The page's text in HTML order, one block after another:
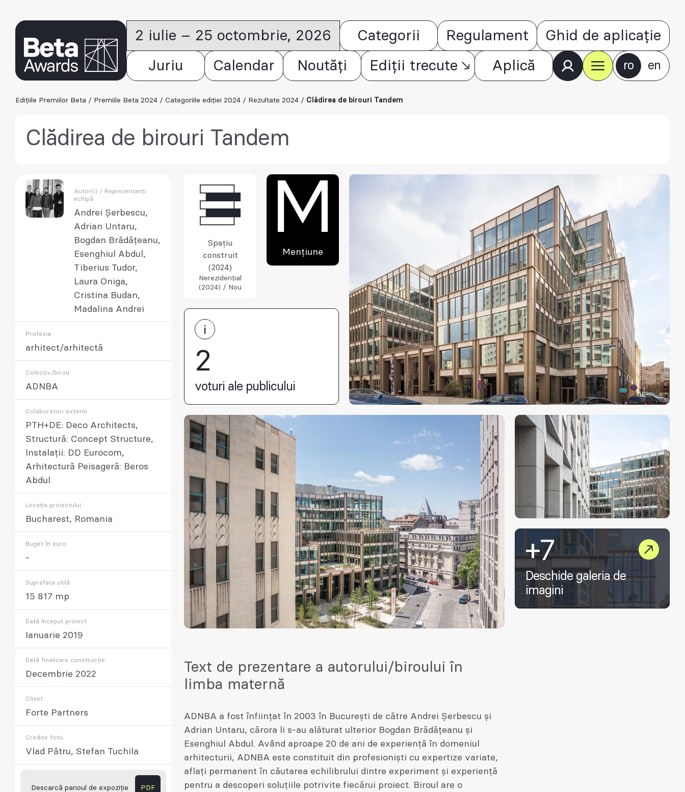
2 iulie – 25 octombrie, 2026 Categorii Regulament Ghid de aplicație
Juriu Calendar Noutăți Ediții trecute Aplică ro en
Edițiile Premiilor Beta / Premiile Beta 2024 / Categoriile ediției 2024 / Rezultate 2024 / Clădirea de birouri Tandem
Clădirea de birouri Tandem
Autor(i) / Reprezentanți
echipă
Andrei Șerbescu,
Adrian Untaru,
Bogdan Brădățeanu,
Esenghiul Abdul,
Tiberius Tudor,
Laura Oniga,
Cristina Budan,
Madalina Andrei
Profesia
arhitect/arhitectă
Colectiv/birou
ADNBA
Colaboratori externi
PTH+DE: Deco Architects,
Structură: Concept Structure,
Instalații: DD Eurocom,
Arhitectură Peisageră: Beros
Abdul
Locația proiectului
Bucharest, Romania
Buget în euro
-
Suprafața utilă
15 817 mp
Dată început proiect
Ianuarie 2019
Dată finalizare construcție
Decembrie 2022
Client
Forte Partners
Credite foto
Vlad Pătru, Stefan Tuchila
Descarcă panoul de expoziție PDF
Spațiu
construit
(2024)
Nerezidențial
(2024) / Nou
M
Mențiune
2
voturi ale publicului
+7
Deschide galeria de
imagini
Text de prezentare a autorului/biroului în
limba maternă
ADNBA a fost înfiinţat în 2003 în Bucureşti de către Andrei Şerbescu şi
Adrian Untaru, cărora li s-au alăturat ulterior Bogdan Brădăţeanu și
Esenghiul Abdul. Având aproape 20 de ani de experiență în domeniul
arhitecturii, ADNBA este constituit din profesioniști cu expertize variate,
aflați permanent în căutarea echilibrului dintre experiment și experiență
pentru a descoperi soluțiile potrivite fiecărui proiect. Biroul are o